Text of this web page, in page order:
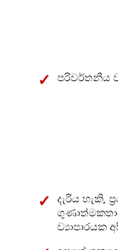
පරිවර්තනීය
දැරිය හැකි,
ව්‍යාපාරයක